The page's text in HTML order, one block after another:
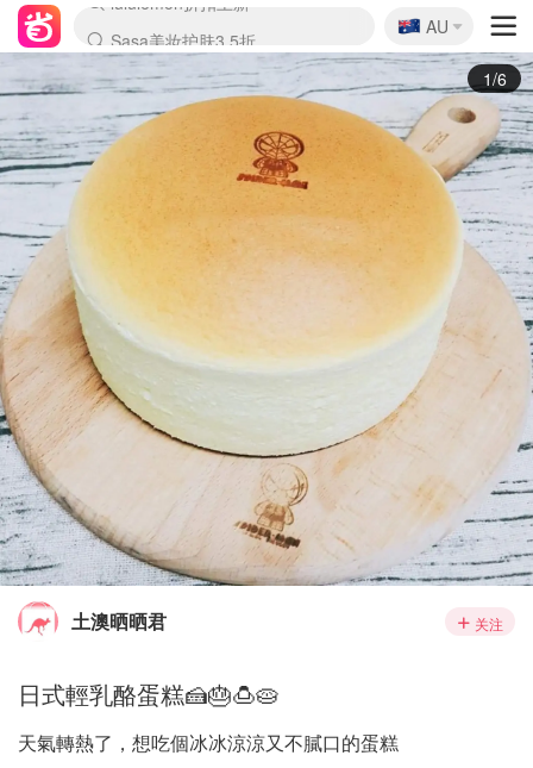
lululemon折扣上新
SSENSE年中2.5折
FreshBeauty好价汇总
Cettire降价+叠9折
WWS Coles超市实拍
viagogo二手票捡漏
Myer超级周末
The Outnet奢牌1折起
David Jones 3折起
Flannels大牌1折
Perfumes Club护肤1折
AMIRO面罩$251
Amazon折扣汇总
eToro入金$200送$50
Amazon数码好物
ICONIC本周7.5折
ThedoubleF高奢地板价
Moose Knuckles 6折
丝芙兰5折起
EUFY摄像头$98
Selenichast首饰2折
Trip机票酒店促销
YSL送5件彩妆礼
Amazon家居好物
Amazon美妆护肤
雅漾大喷$8
过敏原检测盒$33
伊索独家赠50ml沐浴露
科颜氏高保湿面霜$29
SEALIFE海洋馆门票6折
丝塔芙大白罐$16
订阅Newsletter送香薰
Cult Beauty 6.8折
Harrods圣诞日历$525
LN-CC奢牌私促3折
d'Alba空姐喷雾$16
EVE LOM套装£56
Bernardelli独家4折
Adore Beauty 6折起
CT圣诞日历
Mytheresa奢品2.7折
Luxury Escapes 9折
Currentbody美容仪$881
MOON Garden Live
Roborock扫地机$649
Tingo Life水杯$24
Valentino官网5折
CR洗护套装$23
修丽可4件套$159
Myer彩妆2件7折
GANNI官网4.5折
Stylevana韩妆4折
Tessabit高奢8.5折
OGX洗发水$11
Amazon阿德莱德次日达
卡诗8.5折+赠礼
Philips Hue灯具8折
🇦🇺
AU
2/6
土澳晒晒君 关注
日式輕乳酪蛋糕🍰🎂🍮🥧
天氣轉熱了，想吃個冰冰涼涼又不膩口的蛋糕